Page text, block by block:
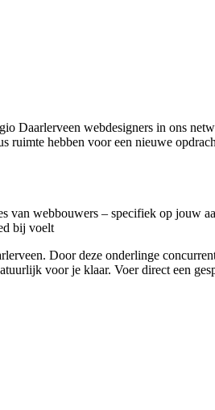
Daarlerveen webdesigners in ons
hebben voor een nieuwe
van webbouwers – specifiek op jouw
bij voelt
Door deze onderlinge
voor je klaar. Voer direct een